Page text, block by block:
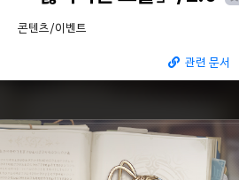
콘텐츠/이벤트
관련 문서